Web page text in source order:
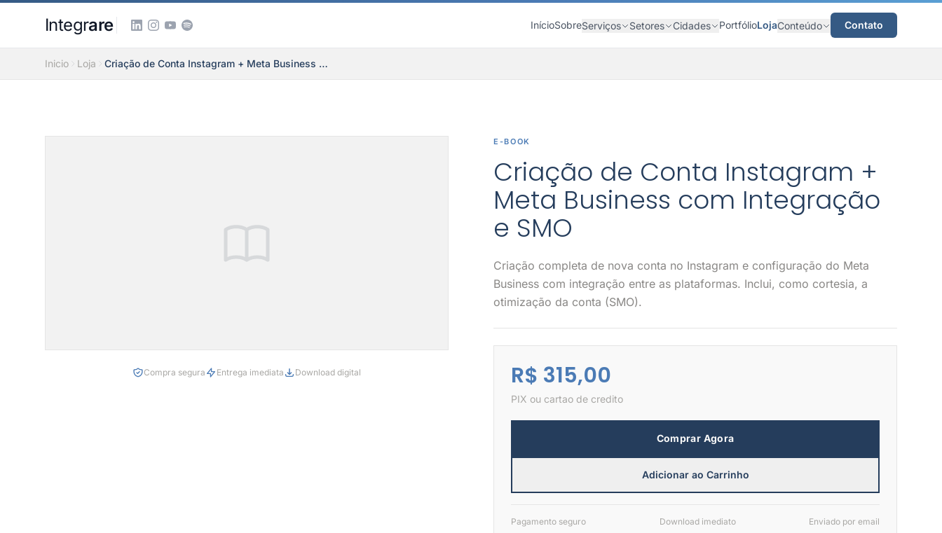
Integrare InícioSobreServiços Setores Cidades PortfólioLojaConteúdo Contato
Inicio Loja Criação de Conta Instagram + Meta Business com Integração e SMO
Compra segura Entrega imediata Download digital
E-BOOK
Criação de Conta Instagram +
Meta Business com Integração
e SMO
Criação completa de nova conta no Instagram e configuração do Meta
Business com integração entre as plataformas. Inclui, como cortesia, a
otimização da conta (SMO).
R$ 315,00
PIX ou cartao de credito
Comprar Agora
Adicionar ao Carrinho
Pagamento seguro Download imediato Enviado por email